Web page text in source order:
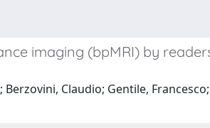
imaging (bpMRI) by
Claudio; Gentile,